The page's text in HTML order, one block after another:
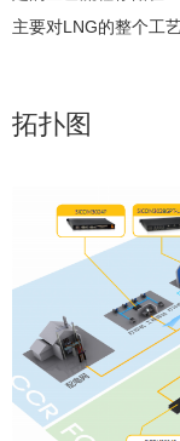
主要对LNG的整个工
拓扑图